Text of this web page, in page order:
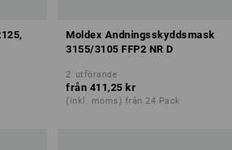
Moldex Andningsskyddsmask
3155/3105 FFP2 NR D
2 utförande
från 411,25 kr
(inkl. moms) från 24 Pack